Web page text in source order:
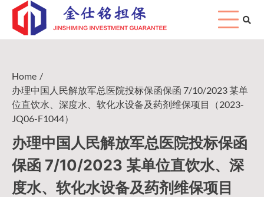
Skip
content
Home
办理中国人民解放军总医院投标保函保函 7/10/2023 某单
位直饮水、深度水、软化水设备及药剂维保项目（2023-
JQ06-F1044）
办理中国人民解放军总医院投标保函
保函 7/10/2023 某单位直饮水、深
度水、软化水设备及药剂维保项目